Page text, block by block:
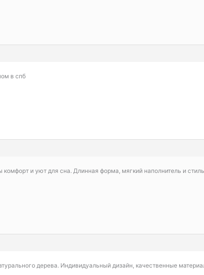
в спб
комфорт и уют для сна. Длинная форма, мягкий наполнитель и
дерева. Индивидуальный дизайн, качественные